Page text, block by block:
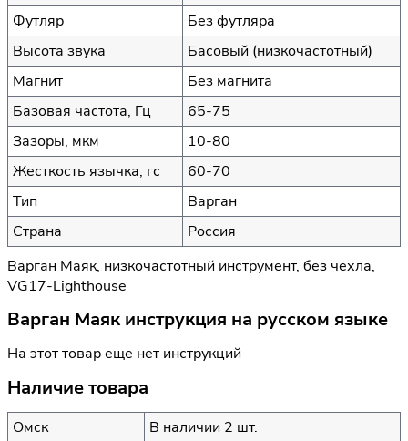
Футляр
Без футляра
Высота звука
Басовый (низкочастотный)
Магнит
Без магнита
Базовая частота, Гц
65-75
Зазоры, мкм
10-80
Жесткость язычка, гс
60-70
Тип
Варган
Страна
Россия
Варган Маяк, низкочастотный инструмент, без чехла,
VG17-Lighthouse
Варган Маяк инструкция на русском языке
На этот товар еще нет инструкций
Наличие товара
Омск
В наличии 2 шт.